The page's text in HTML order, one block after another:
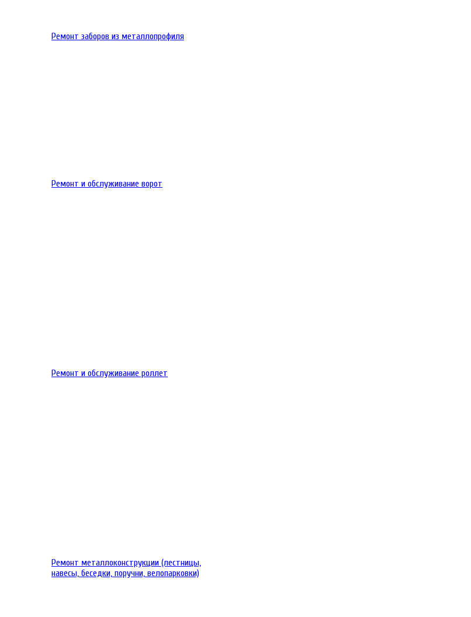
Ремонт заборов из металлопрофиля
Ремонт и обслуживание ворот
Ремонт и обслуживание роллет
Ремонт металлоконструкции (лестницы,
навесы, беседки, поручни, велопарковки)